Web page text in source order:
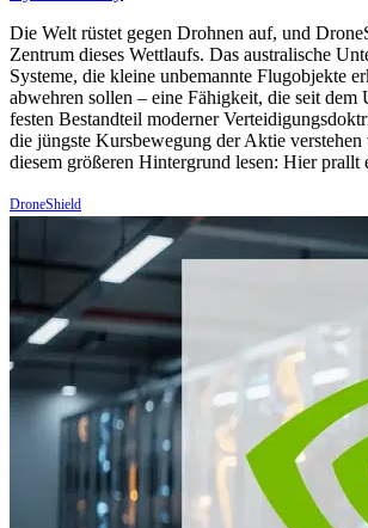
Die Welt rüstet gegen Drohnen auf, und
Zentrum dieses Wettlaufs. Das australische
Systeme, die kleine unbemannte Flugobjekte
abwehren sollen – eine Fähigkeit, die seit
festen Bestandteil moderner
die jüngste Kursbewegung der Aktie
diesem größeren Hintergrund lesen: Hier
DroneShield